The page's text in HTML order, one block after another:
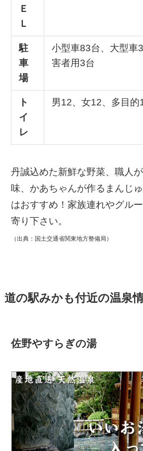
Ｅ
Ｌ
駐
車
場
小型車83台、大型車
害者用3台
ト
イ
レ
男12、女12、多目的
丹誠込めた新鮮な野菜、職人
味、かあちゃんが作るまんじ
はおすすめ！家族連れやグル
寄り下さい。
（出典：国土交通省関東地方整備局）
道の駅みかも付近の温泉
佐野やすらぎの湯